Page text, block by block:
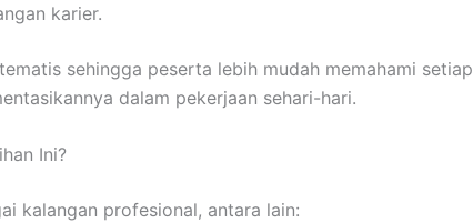
karier.
sehingga peserta lebih mudah memahami setiap
dalam pekerjaan sehari-hari.
Ini?
kalangan profesional, antara lain: